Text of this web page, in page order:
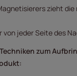
zieht
jeder Seite des
zum